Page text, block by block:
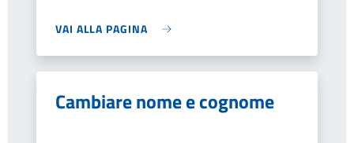
VAI ALLA PAGINA
Cambiare nome e cognome